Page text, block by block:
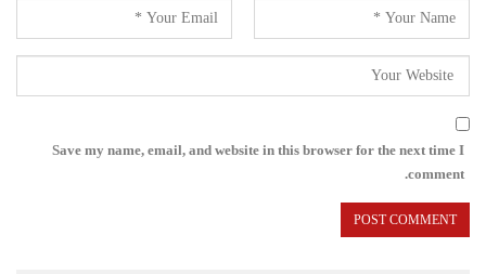
Save my name, email, and website in this browser for the next time I
comment.